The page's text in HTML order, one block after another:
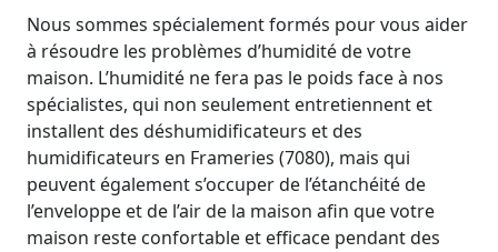
Nous sommes spécialement formés pour vous aider
à résoudre les problèmes d’humidité de votre
maison. L’humidité ne fera pas le poids face à nos
spécialistes, qui non seulement entretiennent et
installent des déshumidificateurs et des
humidificateurs en Frameries (7080), mais qui
peuvent également s’occuper de l’étanchéité de
l’enveloppe et de l’air de la maison afin que votre
maison reste confortable et efficace pendant des